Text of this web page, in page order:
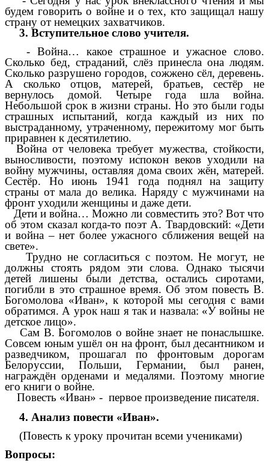
будем говорить о войне и о тех, кто защищал нашу
страну от немецких захватчиков.
3. Вступительное слово учителя.
- Война… какое страшное и ужасное слово.
Сколько бед, страданий, слёз принесла она людям.
Сколько разрушено городов, сожжено сёл, деревень.
А сколько отцов, матерей, братьев, сестёр не
вернулось домой. Четыре года шла война.
Небольшой срок в жизни страны. Но это были годы
страшных испытаний, когда каждый из них по
выстраданному, утраченному, пережитому мог быть
приравнен к десятилетию.
Война от человека требует мужества, стойкости,
выносливости, поэтому испокон веков уходили на
войну мужчины, оставляя дома своих жён, матерей.
Сестёр. Но июнь 1941 года поднял на защиту
страны от мала до велика. Наряду с мужчинами на
фронт уходили женщины и даже дети.
Дети и война… Можно ли совместить это? Вот что
об этом сказал когда-то поэт А. Твардовский: «Дети
и война – нет более ужасного сближения вещей на
свете».
Трудно не согласиться с поэтом. Не могут, не
должны стоять рядом эти слова. Однако тысячи
детей лишены были детства, остались сиротами,
погибли в это страшное время. Об этом повесть В.
Богомолова «Иван», к которой мы сегодня с вами
обратимся. А урок наш я так и назвала: «У войны не
детское лицо».
Сам В. Богомолов о войне знает не понаслышке.
Совсем юным ушёл он на фронт, был десантником и
разведчиком, прошагал по фронтовым дорогам
Белоруссии, Польши, Германии, был ранен,
награждён орденами и медалями. Поэтому многие
его книги о войне.
Повесть «Иван» - первое произведение писателя.
4. Анализ повести «Иван».
(Повесть к уроку прочитан всеми учениками)
Вопросы: